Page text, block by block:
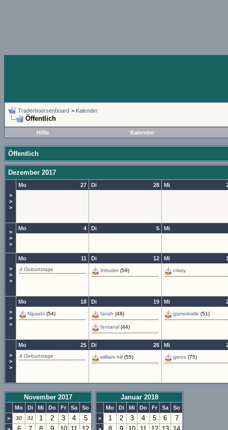
Traderboersenboard > Kalender
Öffentlich
Hilfe Kalender
Öffentlich
Dezember 2017
>
>
>
27
Mo 28
Di Mi
>
>
>
4
Mo 5
Di Mi
>
>
>
11
Mo
4 Geburtstage
12
Di
Intruder(59)
Mi
crissy
>
>
>
18
Mo
Nipashi (54)
19
Di
fansh (48)
fentanyl (44)
Mi
gizmokralle (51)
>
>
>
25
Mo
4 Geburtstage
26
Di
william hill (55)
Mi
gerox (75)
November 2017
Mo Di Mi Do Fr Sa
So
>
30 31 1 2 3 4 5
Januar 2018
Mo Di Mi Do Fr Sa
So
>
1 2 3 4 5 6 7